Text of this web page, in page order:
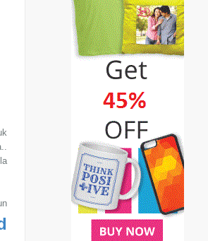
Makan Oleh Pen...
SALAH SATU CARA URUSKAN
KABEL YANG BERSELIRAT
Ridsect Corded Heated Mat-F 30Pcs
Pro by HYPERGRAF...
KATA-KATA MOTIVASI PILIHAN
TENGKUBUTANG #5
DAPAT BABY KEMBAR?
BESTNYAA...
Skin For PS4 Fat , PS4 Slim & PS4